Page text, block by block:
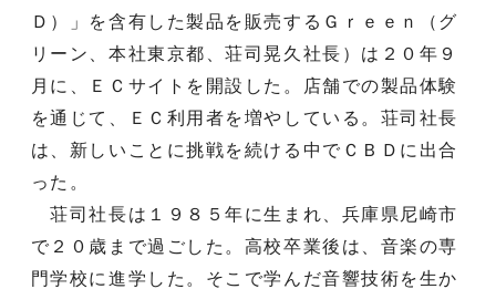
Ｄ）」を含有した製品を販売するＧｒｅｅｎ（グ
リーン、本社東京都、荘司晃久社長）は２０年９
月に、ＥＣサイトを開設した。店舗での製品体験
を通じて、ＥＣ利用者を増やしている。荘司社長
は、新しいことに挑戦を続ける中でＣＢＤに出合
った。
荘司社長は１９８５年に生まれ、兵庫県尼崎市
で２０歳まで過ごした。高校卒業後は、音楽の専
門学校に進学した。そこで学んだ音響技術を生か